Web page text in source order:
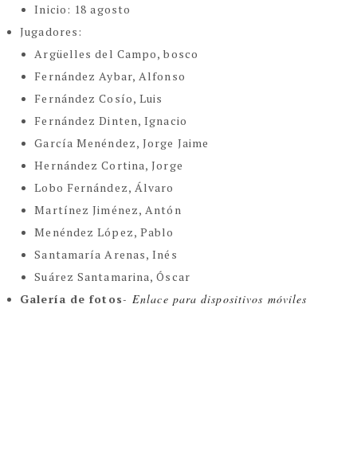
Inicio: 18 agosto
Jugadores:
Argüelles del Campo, bosco
Fernández Aybar, Alfonso
Fernández Cosío, Luis
Fernández Dinten, Ignacio
García Menéndez, Jorge Jaime
Hernández Cortina, Jorge
Lobo Fernández, Álvaro
Martínez Jiménez, Antón
Menéndez López, Pablo
Santamaría Arenas, Inés
Suárez Santamarina, Óscar
Galería de fotos- Enlace para dispositivos móviles